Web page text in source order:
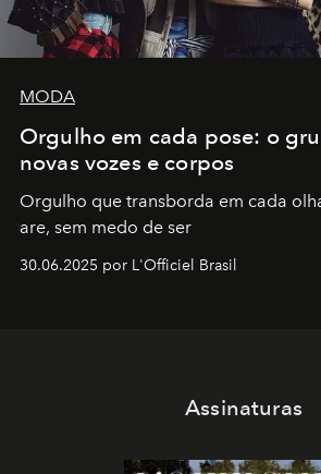
MODA
Orgulho em cada pose: o
novas vozes e corpos
Orgulho que transborda em cada
are, sem medo de ser
30.06.2025 por L'Officiel Brasil
Assinaturas